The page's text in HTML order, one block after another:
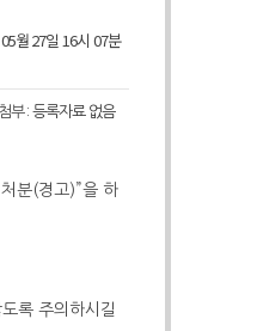
월 27일 16시 07분
첨부 :등록자료 없음
분(경고)”을 하
록 주의하시길